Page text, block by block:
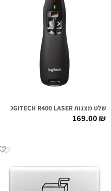
שלט מצגות LOGITECH R400 LASER
169.00₪